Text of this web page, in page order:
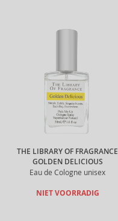
THE LIBRARY OF FRAGRANCE
GOLDEN DELICIOUS
Eau de Cologne unisex
NIET VOORRADIG